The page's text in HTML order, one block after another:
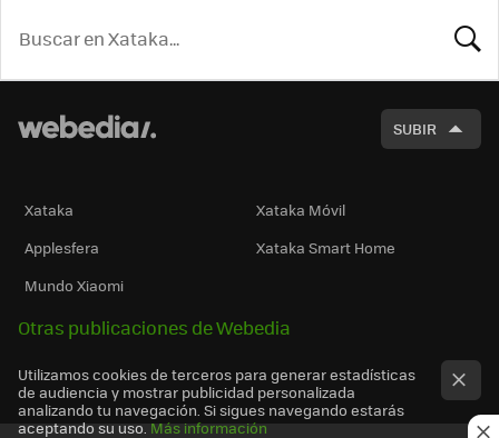
SUBIR
Xataka
Xataka Móvil
Applesfera
Xataka Smart Home
Mundo Xiaomi
Otras publicaciones de Webedia
Utilizamos cookies de terceros para generar estadísticas
de audiencia y mostrar publicidad personalizada
analizando tu navegación. Si sigues navegando estarás
aceptando su uso. Más información